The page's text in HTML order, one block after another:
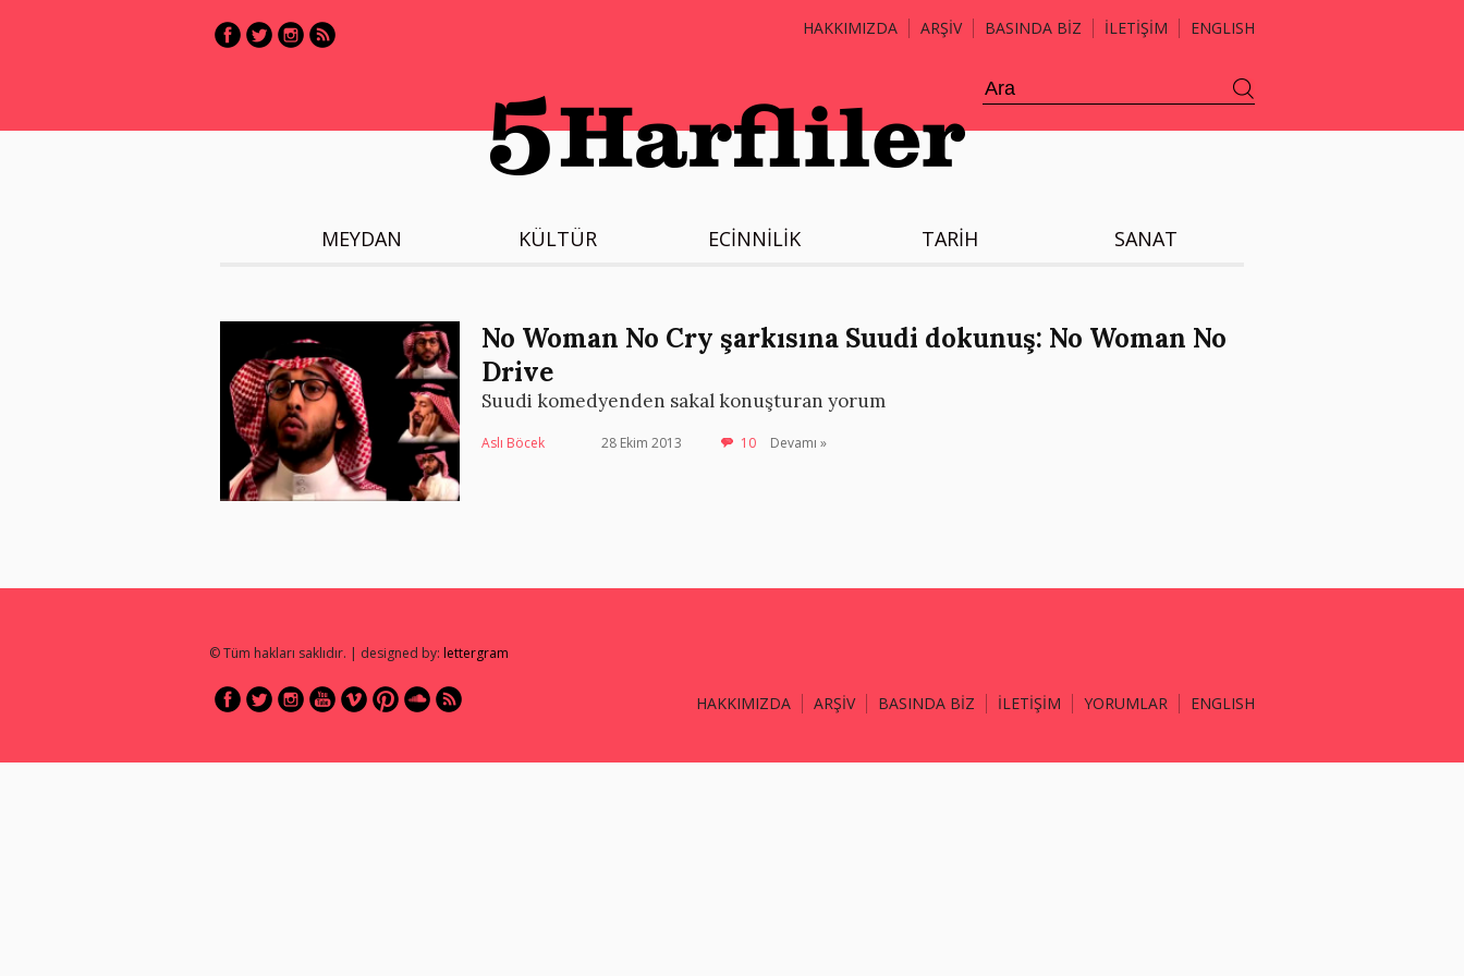
HAKKIMIZDA ARŞİV BASINDA BİZ İLETİŞİM ENGLISH
MEYDAN KÜLTÜR ECİNNİLİK TARİH SANAT
No Woman No Cry şarkısına Suudi dokunuş: No Woman No
Drive
Suudi komedyenden sakal konuşturan yorum
Aslı Böcek 28 Ekim 2013 10 Devamı »
© Tüm hakları saklıdır. | designed by: lettergram
HAKKIMIZDA ARŞİV BASINDA BİZ İLETİŞİM YORUMLAR ENGLISH